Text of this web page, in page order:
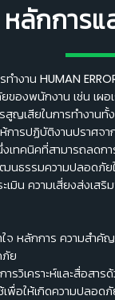
หลักการแ
ำงาน HUMAN
ของพนักงาน เช่น เผ
สูญเสียในการทำงาน
การปฏิบัติงานปราศจ
ทคนิคที่สามารถลดกา
นธรรมความปลอดภั
เมิน ความเสี่ยงส่งเ
ใจ หลักการ ความสำ
ภัย
รวิเคราะห์และสื่อสา
เพื่อให้เกิดความปลอด